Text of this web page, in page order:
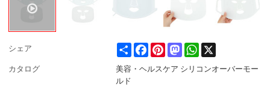
シェア ShareFacebook
PinterestMastodonWhatsApp
カタログ
美容・ヘルスケア シリコンオーバーモー
ルド